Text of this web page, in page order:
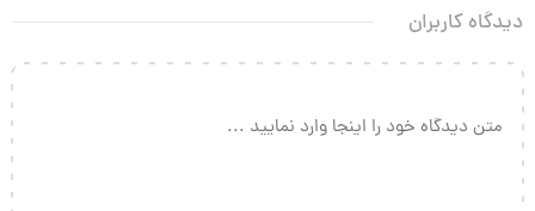
دیدگاه کاربران